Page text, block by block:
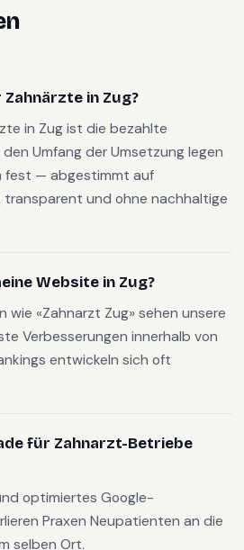
in Zug?
in Zug ist die bezahlte
Umfang der Umsetzung legen
fest — abgestimmt auf
und ohne nachhaltige
Website in Zug?
wie «Zahnarzt Zug» sehen unsere
Verbesserungen innerhalb von
entwickeln sich oft
für Zahnarzt-Betriebe
optimiertes Google-
Praxen Neupatienten an die
selben Ort.